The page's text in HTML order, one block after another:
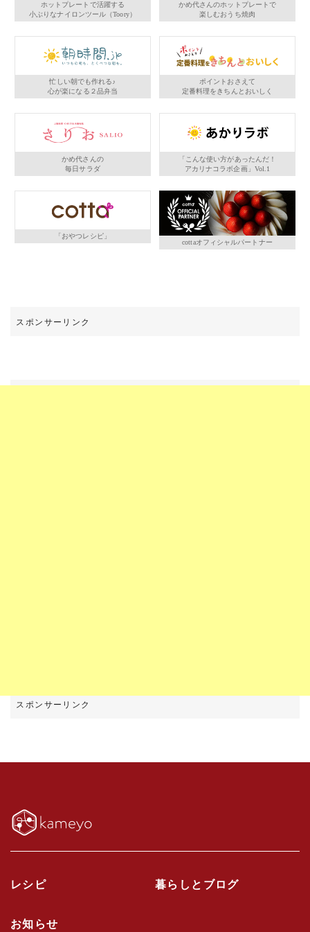
ホットプレートで活躍する
小ぶりなナイロンツール（Toory）
かめ代さんのホットプレートで
楽しむおうち焼肉
忙しい朝でも作れる♪
心が楽になる２品弁当
ポイントおさえて
定番料理をきちんとおいしく
かめ代さんの
毎日サラダ
「こんな使い方があったんだ！
アカリナコラボ企画」Vol.1
「おやつレシピ」
cottaオフィシャルパートナー
レシピ 暮らしとブログ
お知らせ